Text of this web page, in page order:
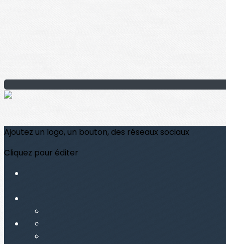
Ajoutez un logo, un bouton, des réseaux sociaux
Cliquez pour éditer